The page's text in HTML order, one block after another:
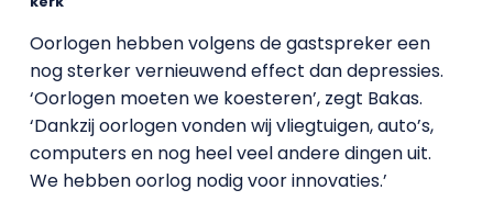
Oorlogen hebben volgens de gastspreker een
nog sterker vernieuwend effect dan depressies.
‘Oorlogen moeten we koesteren’, zegt Bakas.
‘Dankzij oorlogen vonden wij vliegtuigen, auto’s,
computers en nog heel veel andere dingen uit.
We hebben oorlog nodig voor innovaties.’